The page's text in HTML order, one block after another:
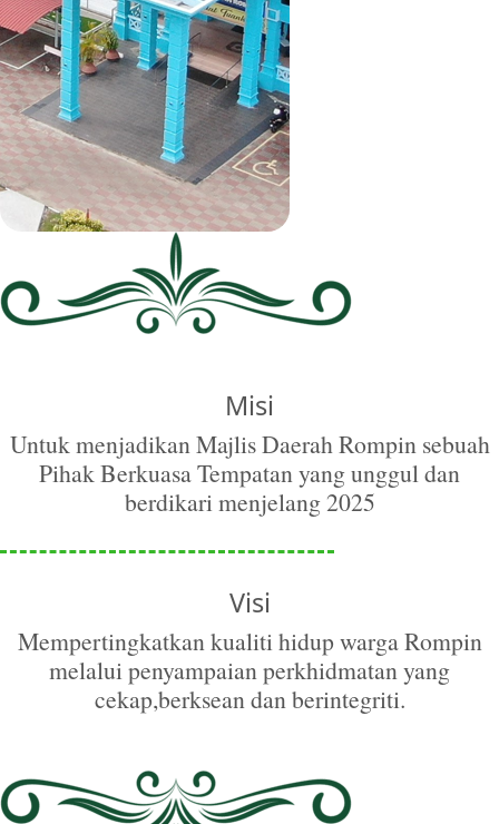
Misi
Untuk menjadikan Majlis Daerah Rompin sebuah
Pihak Berkuasa Tempatan yang unggul dan
berdikari menjelang 2025
Visi
Mempertingkatkan kualiti hidup warga Rompin
melalui penyampaian perkhidmatan yang
cekap,berksean dan berintegriti.